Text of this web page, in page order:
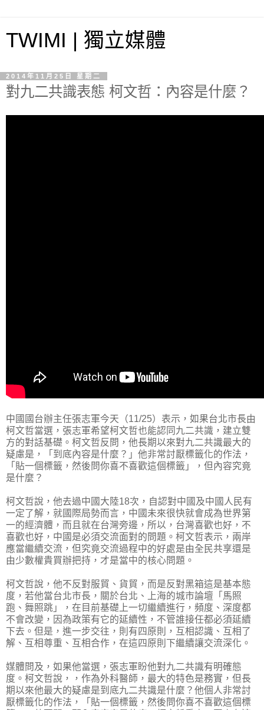
TWIMI | 獨立媒體
2014年11月25日 星期二
對九二共識表態 柯文哲：內容是什麼？
中國國台辦主任張志軍今天（11/25）表示，如果台北市長由
柯文哲當選，張志軍希望柯文哲也能認同九二共識，建立雙
方的對話基礎。柯文哲反問，他長期以來對九二共識最大的
疑慮是，「到底內容是什麼？」他非常討厭標籤化的作法，
「貼一個標籤，然後問你喜不喜歡這個標籤」，但內容究竟
是什麼？
柯文哲說，他去過中國大陸18次，自認對中國及中國人民有
一定了解，就國際局勢而言，中國未來很快就會成為世界第
一的經濟體，而且就在台灣旁邊，所以，台灣喜歡也好，不
喜歡也好，中國是必須交流面對的問題。柯文哲表示，兩岸
應當繼續交流，但究竟交流過程中的好處是由全民共享還是
由少數權貴買辦把持，才是當中的核心問題。
柯文哲說，他不反對服貿、貨貿，而是反對黑箱這是基本態
度，若他當台北市長，關於台北、上海的城市論壇「馬照
跑、舞照跳」，在目前基礎上一切繼續進行，頻度、深度都
不會改變，因為政策有它的延續性，不管誰接任都必須延續
下去。但是，進一步交往，則有四原則，互相認識、互相了
解、互相尊重、互相合作，在這四原則下繼續讓交流深化。
媒體問及，如果他當選，張志軍盼他對九二共識有明確態
度。柯文哲說，，作為外科醫師，最大的特色是務實，但長
期以來他最大的疑慮是到底九二共識是什麼？他個人非常討
厭標籤化的作法，「貼一個標籤，然後問你喜不喜歡這個標